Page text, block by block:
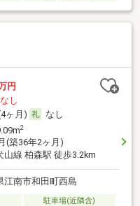
円
し
ヶ月)
なし
2
(築36年2ヶ月)
山線 柏森駅 徒歩3.2km
江南市和田町西島
駐車場(近隣含)